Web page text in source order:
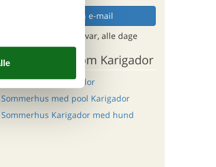
Send en e-mail
og få et hurtigt svar, alle dage
Andre artikler om Karigador
Sommerhus i Karigador
Sommerhus med pool Karigador
Sommerhus Karigador med hund